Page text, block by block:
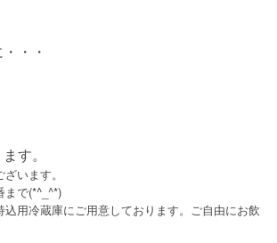
・・
す。
います。
まで(*^_^*)
込用冷蔵庫にご用意しております。ご自由にお飲